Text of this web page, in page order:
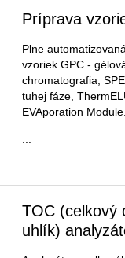
Príprava
Plne
vzoriek GPC -
chromatografia,
tuhej fáze,
EVAporation Module.
TOC (celkový
uhlík)